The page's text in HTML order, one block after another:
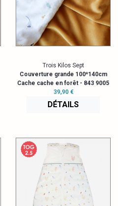
Trois Kilos Sept
Couverture grande 100*140cm
Cache cache en forêt - 843 9005
39,90 €
DÉTAILS